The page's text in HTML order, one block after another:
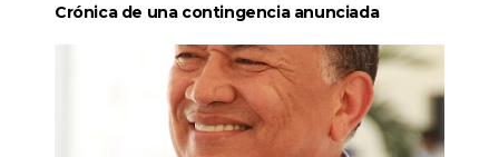
Crónica de una contingencia anunciada